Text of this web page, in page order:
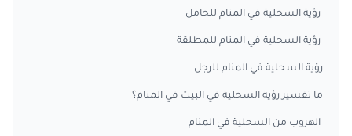
رؤية السحلية في المنام للحامل
رؤية السحلية في المنام للمطلقة
رؤية السحلية في المنام للرجل
ما تفسير رؤية السحلية في البيت في المنام؟
الهروب من السحلية في المنام